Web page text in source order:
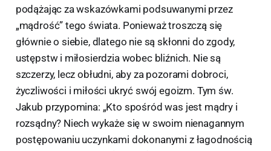
podążając za wskazówkami podsuwanymi przez
„mądrość” tego świata. Ponieważ troszczą się
głównie o siebie, dlatego nie są skłonni do zgody,
ustępstw i miłosierdzia wobec bliźnich. Nie są
szczerzy, lecz obłudni, aby za pozorami dobroci,
życzliwości i miłości ukryć swój egoizm. Tym św.
Jakub przypomina: „Kto spośród was jest mądry i
rozsądny? Niech wykaże się w swoim nienagannym
postępowaniu uczynkami dokonanymi z łagodnością